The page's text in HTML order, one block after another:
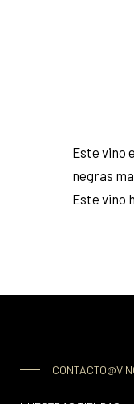
Este vino
negras
Este vino